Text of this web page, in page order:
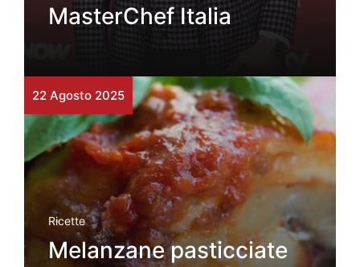
MasterChef Italia
22 Agosto 2025
Ricette
Melanzane pasticciate